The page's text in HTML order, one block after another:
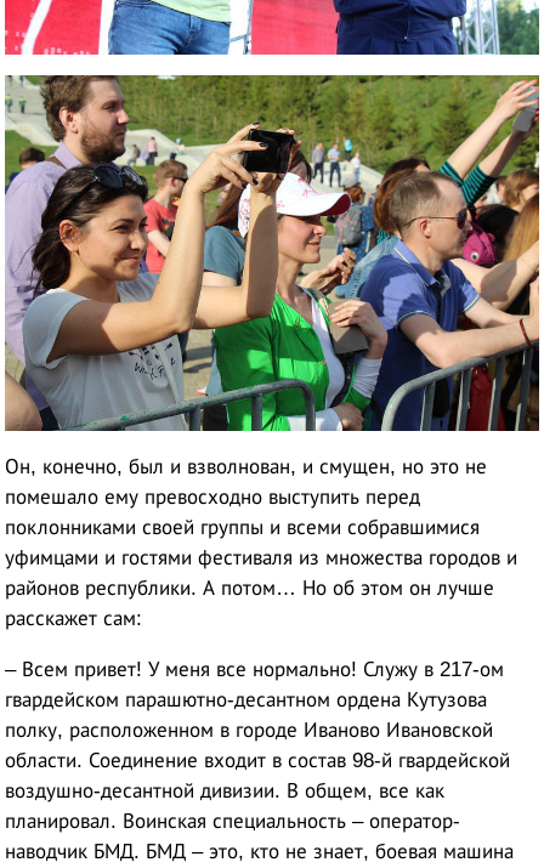
Он, конечно, был и взволнован, и смущен, но это не
помешало ему превосходно выступить перед
поклонниками своей группы и всеми собравшимися
уфимцами и гостями фестиваля из множества городов и
районов республики. А потом… Но об этом он лучше
расскажет сам:
– Всем привет! У меня все нормально! Служу в 217-ом
гвардейском парашютно-десантном ордена Кутузова
полку, расположенном в городе Иваново Ивановской
области. Соединение входит в состав 98-й гвардейской
воздушно-десантной дивизии. В общем, все как
планировал. Воинская специальность – оператор-
наводчик БМД. БМД – это, кто не знает, боевая машина